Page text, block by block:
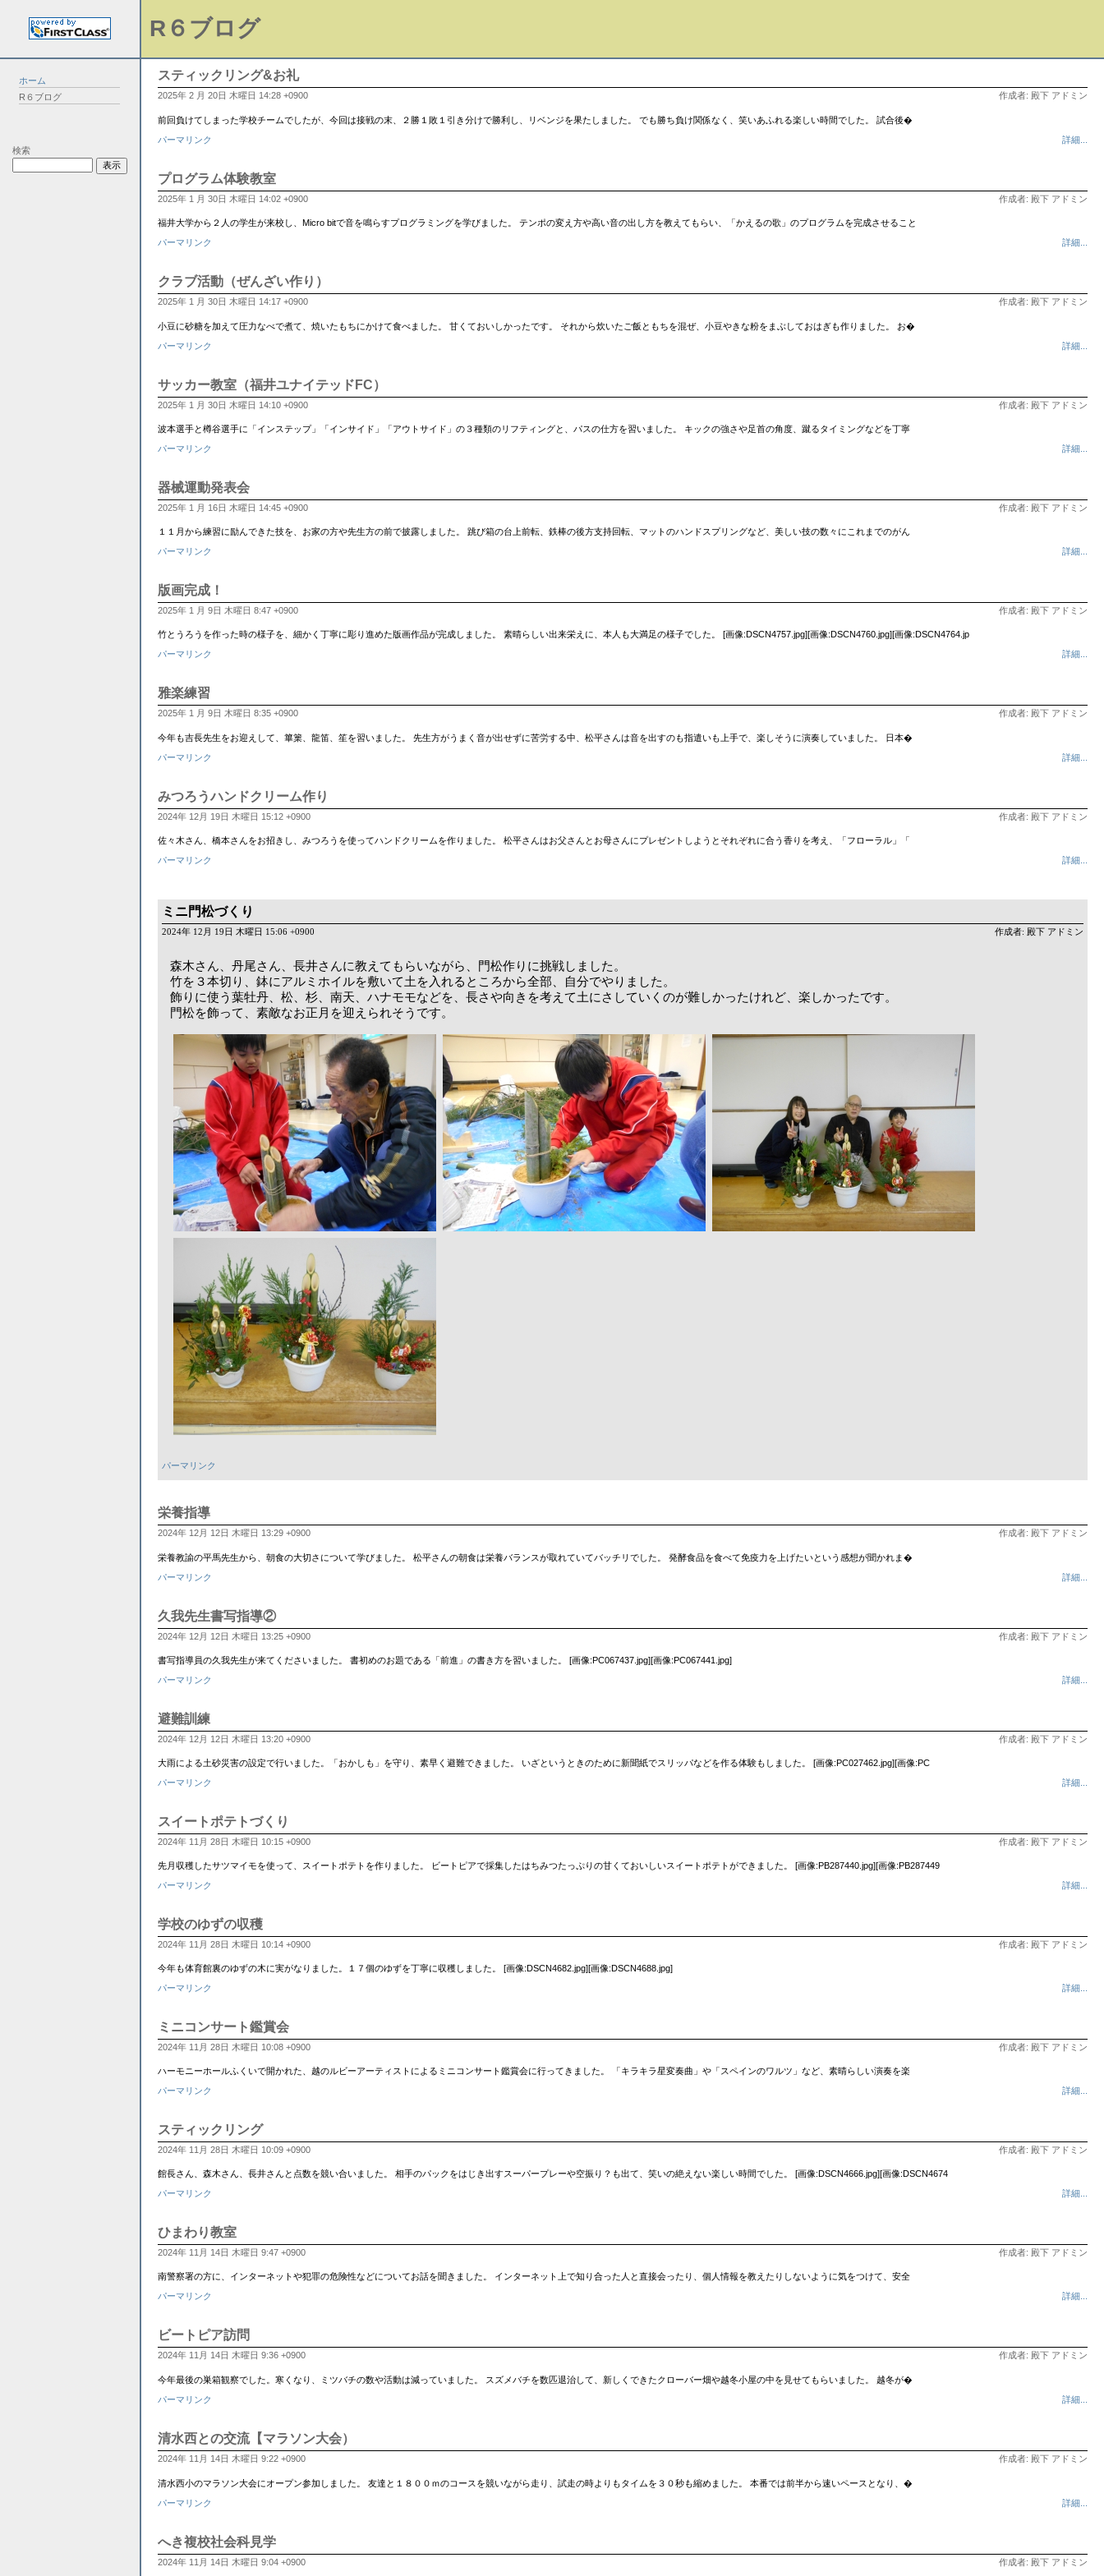
ホーム
R６ブログ
検索
R６ブログ
スティックリング&お礼
2025年 2 月 20日 木曜日 14:28 +0900 作成者: 殿下 アドミン
前回負けてしまった学校チームでしたが、今回は接戦の末、２勝１敗１引き分けで勝利し、リベンジを果たしました。 でも勝ち負け関係なく、笑いあふれる楽しい時間でした。 試合後�
パーマリンク
詳細...
プログラム体験教室
2025年 1 月 30日 木曜日 14:02 +0900 作成者: 殿下 アドミン
福井大学から２人の学生が来校し、Micro bitで音を鳴らすプログラミングを学びました。 テンポの変え方や高い音の出し方を教えてもらい、「かえるの歌」のプログラムを完成させること
パーマリンク
詳細...
クラブ活動（ぜんざい作り）
2025年 1 月 30日 木曜日 14:17 +0900 作成者: 殿下 アドミン
小豆に砂糖を加えて圧力なべで煮て、焼いたもちにかけて食べました。 甘くておいしかったです。 それから炊いたご飯ともちを混ぜ、小豆やきな粉をまぶしておはぎも作りました。 お�
パーマリンク
詳細...
サッカー教室（福井ユナイテッドFC）
2025年 1 月 30日 木曜日 14:10 +0900 作成者: 殿下 アドミン
波本選手と樽谷選手に「インステップ」「インサイド」「アウトサイド」の３種類のリフティングと、パスの仕方を習いました。 キックの強さや足首の角度、蹴るタイミングなどを丁寧
パーマリンク
詳細...
器械運動発表会
2025年 1 月 16日 木曜日 14:45 +0900 作成者: 殿下 アドミン
１１月から練習に励んできた技を、お家の方や先生方の前で披露しました。 跳び箱の台上前転、鉄棒の後方支持回転、マットのハンドスプリングなど、美しい技の数々にこれまでのがん
パーマリンク
詳細...
版画完成！
2025年 1 月 9日 木曜日 8:47 +0900 作成者: 殿下 アドミン
竹とうろうを作った時の様子を、細かく丁寧に彫り進めた版画作品が完成しました。 素晴らしい出来栄えに、本人も大満足の様子でした。 [画像:DSCN4757.jpg][画像:DSCN4760.jpg][画像:DSCN4764.jp
パーマリンク
詳細...
雅楽練習
2025年 1 月 9日 木曜日 8:35 +0900 作成者: 殿下 アドミン
今年も吉長先生をお迎えして、篳篥、龍笛、笙を習いました。 先生方がうまく音が出せずに苦労する中、松平さんは音を出すのも指遣いも上手で、楽しそうに演奏していました。 日本�
パーマリンク
詳細...
みつろうハンドクリーム作り
2024年 12月 19日 木曜日 15:12 +0900 作成者: 殿下 アドミン
佐々木さん、橋本さんをお招きし、みつろうを使ってハンドクリームを作りました。 松平さんはお父さんとお母さんにプレゼントしようとそれぞれに合う香りを考え、「フローラル」「
パーマリンク
詳細...
ミニ門松づくり
2024年 12月 19日 木曜日 15:06 +0900 作成者: 殿下 アドミン
森木さん、丹尾さん、長井さんに教えてもらいながら、門松作りに挑戦しました。
竹を３本切り、鉢にアルミホイルを敷いて土を入れるところから全部、自分でやりました。
飾りに使う葉牡丹、松、杉、南天、ハナモモなどを、長さや向きを考えて土にさしていくのが難しかったけれど、楽しかったです。
門松を飾って、素敵なお正月を迎えられそうです。
パーマリンク
栄養指導
2024年 12月 12日 木曜日 13:29 +0900 作成者: 殿下 アドミン
栄養教諭の平馬先生から、朝食の大切さについて学びました。 松平さんの朝食は栄養バランスが取れていてバッチリでした。 発酵食品を食べて免疫力を上げたいという感想が聞かれま�
パーマリンク
詳細...
久我先生書写指導②
2024年 12月 12日 木曜日 13:25 +0900 作成者: 殿下 アドミン
書写指導員の久我先生が来てくださいました。 書初めのお題である「前進」の書き方を習いました。 [画像:PC067437.jpg][画像:PC067441.jpg]
パーマリンク
詳細...
避難訓練
2024年 12月 12日 木曜日 13:20 +0900 作成者: 殿下 アドミン
大雨による土砂災害の設定で行いました。「おかしも」を守り、素早く避難できました。 いざというときのために新聞紙でスリッパなどを作る体験もしました。 [画像:PC027462.jpg][画像:PC
パーマリンク
詳細...
スイートポテトづくり
2024年 11月 28日 木曜日 10:15 +0900 作成者: 殿下 アドミン
先月収穫したサツマイモを使って、スイートポテトを作りました。 ビートピアで採集したはちみつたっぷりの甘くておいしいスイートポテトができました。 [画像:PB287440.jpg][画像:PB287449
パーマリンク
詳細...
学校のゆずの収穫
2024年 11月 28日 木曜日 10:14 +0900 作成者: 殿下 アドミン
今年も体育館裏のゆずの木に実がなりました。１７個のゆずを丁寧に収穫しました。 [画像:DSCN4682.jpg][画像:DSCN4688.jpg]
パーマリンク
詳細...
ミニコンサート鑑賞会
2024年 11月 28日 木曜日 10:08 +0900 作成者: 殿下 アドミン
ハーモニーホールふくいで開かれた、越のルビーアーティストによるミニコンサート鑑賞会に行ってきました。 「キラキラ星変奏曲」や「スペインのワルツ」など、素晴らしい演奏を楽
パーマリンク
詳細...
スティックリング
2024年 11月 28日 木曜日 10:09 +0900 作成者: 殿下 アドミン
館長さん、森木さん、長井さんと点数を競い合いました。 相手のパックをはじき出すスーパープレーや空振り？も出て、笑いの絶えない楽しい時間でした。 [画像:DSCN4666.jpg][画像:DSCN4674
パーマリンク
詳細...
ひまわり教室
2024年 11月 14日 木曜日 9:47 +0900 作成者: 殿下 アドミン
南警察署の方に、インターネットや犯罪の危険性などについてお話を聞きました。 インターネット上で知り合った人と直接会ったり、個人情報を教えたりしないように気をつけて、安全
パーマリンク
詳細...
ビートピア訪問
2024年 11月 14日 木曜日 9:36 +0900 作成者: 殿下 アドミン
今年最後の巣箱観察でした。寒くなり、ミツバチの数や活動は減っていました。 スズメバチを数匹退治して、新しくできたクローバー畑や越冬小屋の中を見せてもらいました。 越冬が�
パーマリンク
詳細...
清水西との交流【マラソン大会）
2024年 11月 14日 木曜日 9:22 +0900 作成者: 殿下 アドミン
清水西小のマラソン大会にオープン参加しました。 友達と１８００ｍのコースを競いながら走り、試走の時よりもタイムを３０秒も縮めました。 本番では前半から速いペースとなり、�
パーマリンク
詳細...
へき複校社会科見学
2024年 11月 14日 木曜日 9:04 +0900 作成者: 殿下 アドミン